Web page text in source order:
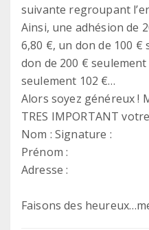
suivante regroupant
Ainsi, une adhésion de
6,80 €, un don de 100 €
don de 200 €
seulement 102 €…
Alors soyez généreux !
TRES IMPORTANT
Nom : Signature :
Prénom :
Adresse :
Faisons des